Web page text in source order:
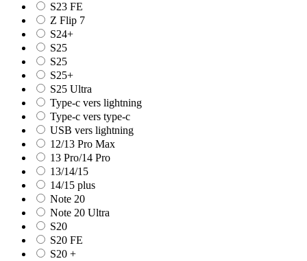
S23 FE
Z Flip 7
S24+
S25
S25
S25+
S25 Ultra
Type-c vers lightning
Type-c vers type-c
USB vers lightning
12/13 Pro Max
13 Pro/14 Pro
13/14/15
14/15 plus
Note 20
Note 20 Ultra
S20
S20 FE
S20 +